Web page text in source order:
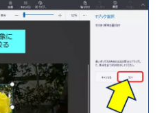
点枠が表示される。